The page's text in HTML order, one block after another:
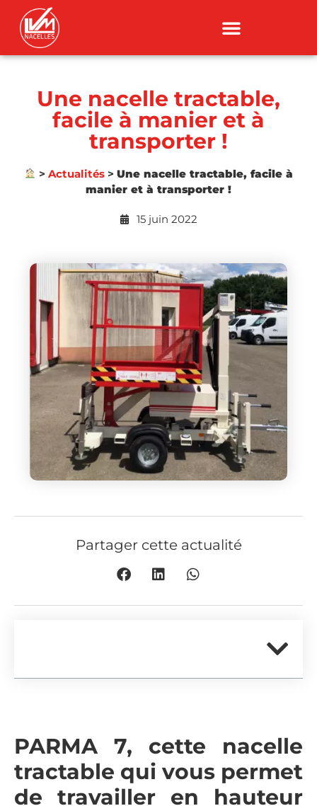
Une nacelle tractable,
facile à manier et à
transporter !
>Actualités >Une nacelle tractable, facile à
manier et à transporter !
15 juin 2022
Partager cette actualité
PARMA 7, cette nacelle
tractable qui vous permet
de travailler en hauteur